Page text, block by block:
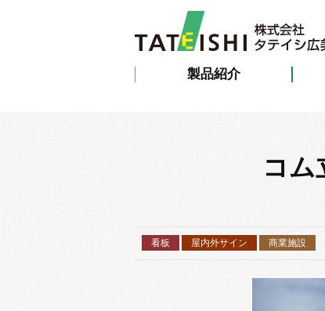
製品紹介
コ
看板 屋内外サイン 商業施設